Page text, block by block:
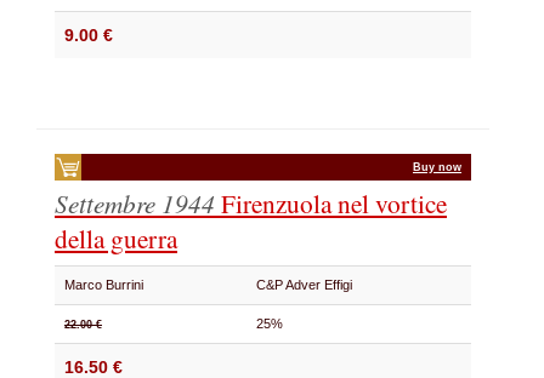
9.00 €
Buy now
Settembre 1944 Firenzuola nel vortice
della guerra
Marco Burrini C&P Adver Effigi
22.00 € 25%
16.50 €